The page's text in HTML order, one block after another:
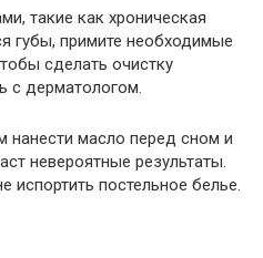
такие как хроническая
губы, примите необходимые
сделать очистку
с дерматологом.
масло перед сном и
невероятные результаты.
испортить постельное белье.